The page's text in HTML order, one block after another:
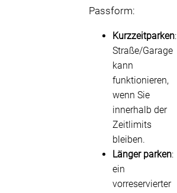
Passform:
Kurzzeitparken:
Straße/Garage
kann
funktionieren,
wenn Sie
innerhalb der
Zeitlimits
bleiben.
Länger parken:
ein
vorreservierter